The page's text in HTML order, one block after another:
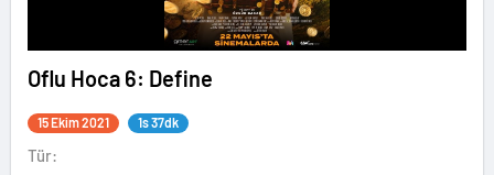
Oflu Hoca 6: Define
15 Ekim 2021 1s 37dk
Tür: